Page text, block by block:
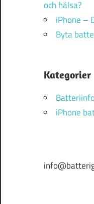
och hälsa?
iPhone –
Byta
Kategorier
iPhone